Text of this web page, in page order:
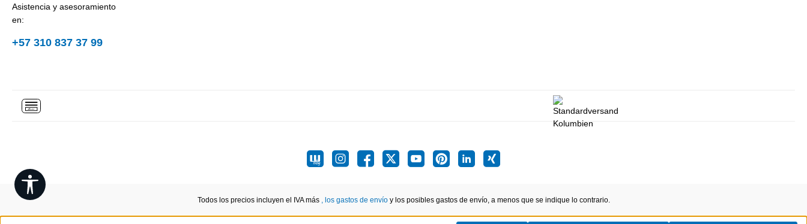
Asistencia y asesoramiento
en:
+57 310 837 37 99
Todos los precios incluyen el IVA más , los gastos de envíoy los posibles gastos de envío, a menos que se indique lo contrario.
Show toolbar